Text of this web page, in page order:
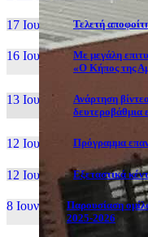
17 Ιουν, 26 Τελετή
16 Ιουν, 26
Με μεγάλη
«Ο Κήπος της
13 Ιουν, 26
Ανάρτηση
δευτεροβάθμια
12 Ιουν, 26 Πρόγραμμα
12 Ιουν, 26 Εξεταστικά
8 Ιουν, 26
Παρουσίαση
2025-2026